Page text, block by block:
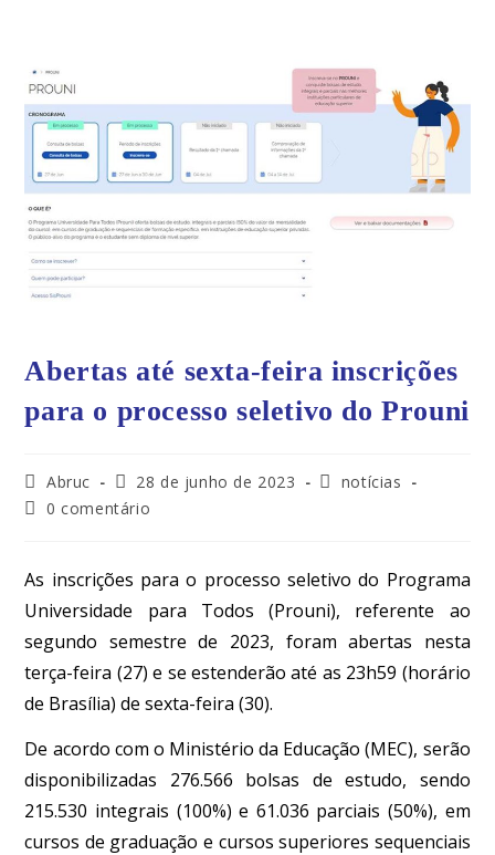
Abertas até sexta-feira inscrições
para o processo seletivo do Prouni
Abruc 28 de junho de 2023
notícias
0 comentário
As inscrições para o processo seletivo do Programa
Universidade para Todos (Prouni), referente ao
segundo semestre de 2023, foram abertas nesta
terça-feira (27) e se estenderão até as 23h59 (horário
de Brasília) de sexta-feira (30).
De acordo com o Ministério da Educação (MEC), serão
disponibilizadas 276.566 bolsas de estudo, sendo
215.530 integrais (100%) e 61.036 parciais (50%), em
cursos de graduação e cursos superiores sequenciais